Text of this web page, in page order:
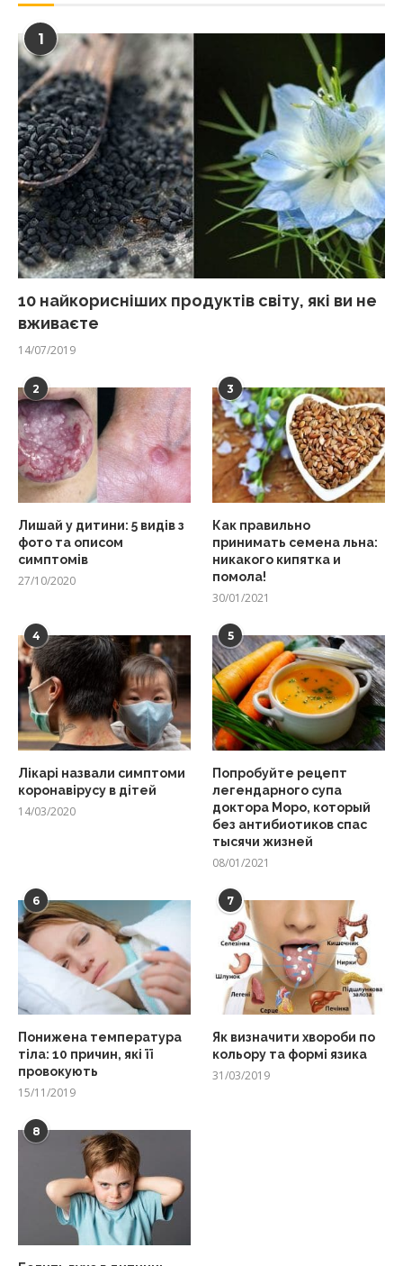
1
10 найкорисніших продуктів світу, які ви не
вживаєте
14/07/2019
2
Лишай у дитини: 5 видів з
фото та описом
симптомів
27/10/2020
3
Как правильно
принимать семена льна:
никакого кипятка и
помола!
30/01/2021
4
Лікарі назвали симптоми
коронавірусу в дітей
14/03/2020
5
Попробуйте рецепт
легендарного супа
доктора Моро, который
без антибиотиков спас
тысячи жизней
08/01/2021
6
Понижена температура
тіла: 10 причин, які її
провокують
15/11/2019
7
Як визначити хвороби по
кольору та формі язика
31/03/2019
8